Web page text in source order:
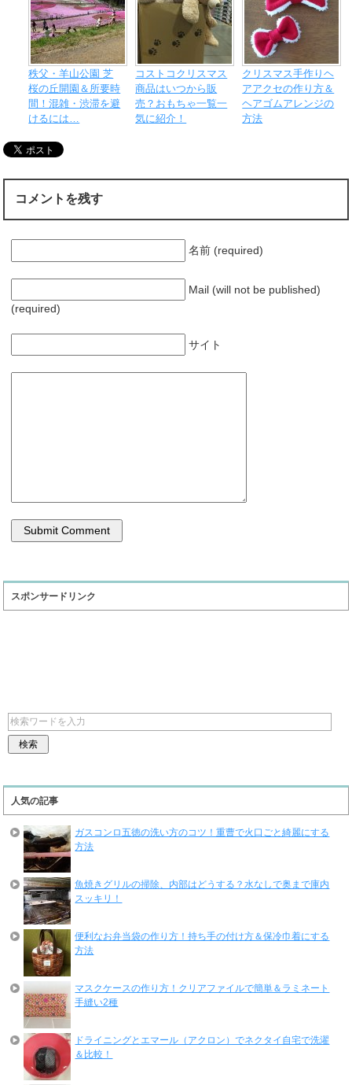
秩父・羊山公園 芝
桜の丘開園＆所要時
間！混雑・渋滞を避
けるには…
コストコクリスマス
商品はいつから販
売？おもちゃ一覧一
気に紹介！
クリスマス手作りヘ
アアクセの作り方＆
ヘアゴムアレンジの
方法
コメントを残す
名前 (required)
Mail (will not be published)
(required)
サイト
スポンサードリンク
人気の記事
ガスコンロ五徳の洗い方のコツ！重曹で火口ごと綺麗にする
方法
魚焼きグリルの掃除、内部はどうする？水なしで奥まで庫内
スッキリ！
便利なお弁当袋の作り方！持ち手の付け方＆保冷巾着にする
方法
マスクケースの作り方！クリアファイルで簡単＆ラミネート
手縫い2種
ドライニングとエマール（アクロン）でネクタイ自宅で洗濯
＆比較！